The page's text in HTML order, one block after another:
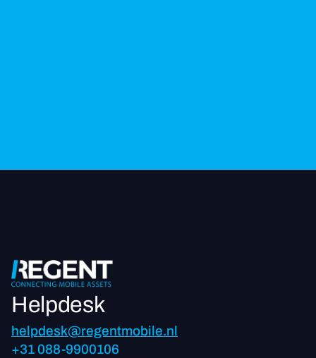
Helpdesk
helpdesk@regentmobile.nl
+31 088-9900106